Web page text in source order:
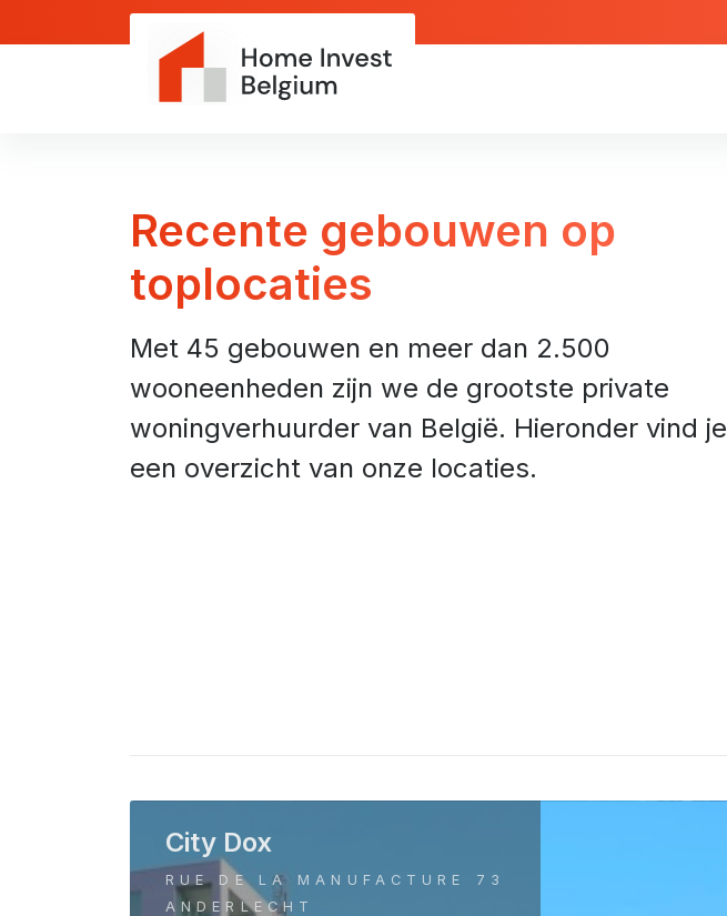
Recente gebouwen op
toplocaties
Met 45 gebouwen en meer dan 2.500
wooneenheden zijn we de grootste private
woningverhuurder van België. Hieronder vind je
een overzicht van onze locaties.
City Dox
RUE DE LA MANUFACTURE 73
ANDERLECHT